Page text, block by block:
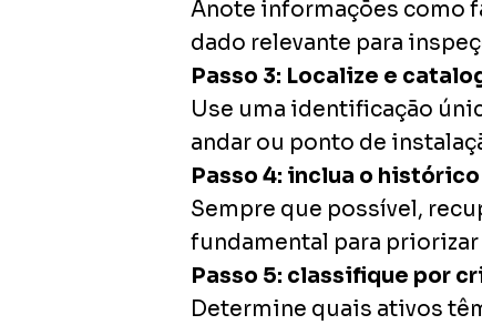
Anote informações como
dado relevante para
Passo 3: Localize e
Use uma identificação
andar ou ponto de
Passo 4: inclua o histórico
Sempre que possível,
fundamental para
Passo 5: classifique por
Determine quais ativos